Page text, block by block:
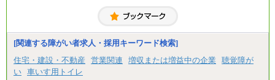
【契約社員】月給200,000円～
[関連する障がい者求人・採用キーワード検索]
住宅・建設・不動産
営業関連 増収または増益中の企業
聴覚障が
い 車いす用トイレ